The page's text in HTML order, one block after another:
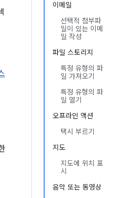
이메일
선택적 첨부파
일이 있는 이메
일 작성
파일 스토리지
특정 유형의 파
일 가져오기
특정 유형의 파
일 열기
오프라인 액션
택시 부르기
지도
지도에 위치 표
시
음악 또는 동영상